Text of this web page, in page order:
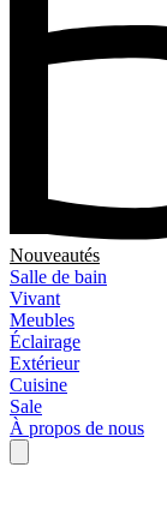
Nouveautés
Salle de bain
Vivant
Meubles
Éclairage
Extérieur
Cuisine
Sale
À propos de nous